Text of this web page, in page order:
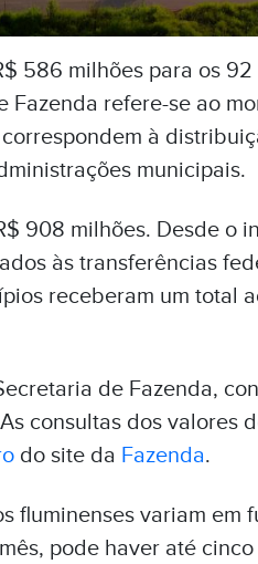
586 milhõespara os 92
refere-se ao
à
municipais.
908 milhões. Desde o
às transferências
receberam um total
de Fazenda,
consultas dos valores
do site da Fazenda.
fluminenses variam em
pode haver até